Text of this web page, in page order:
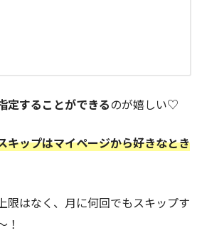
定することができるのが嬉しい♡
キップはマイページから好きなとき
限はなく、月に何回でもスキップす
！